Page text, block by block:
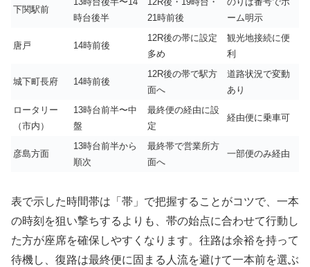
下関駅前
時台後半
21時前後
ーム明示
唐戸 14時前後
12R後の帯に設定
多め
観光地接続に便
利
城下町長府 14時前後
12R後の帯で駅方
面へ
道路状況で変動
あり
ロータリー
（市内）
13時台前半〜中
盤
最終便の経由に設
定
経由便に乗車可
彦島方面
13時台前半から
順次
最終帯で営業所方
面へ
一部便のみ経由
表で示した時間帯は「帯」で把握することがコツで、一本
の時刻を狙い撃ちするよりも、帯の始点に合わせて行動し
た方が座席を確保しやすくなります。往路は余裕を持って
待機し、復路は最終便に固まる人流を避けて一本前を選ぶ